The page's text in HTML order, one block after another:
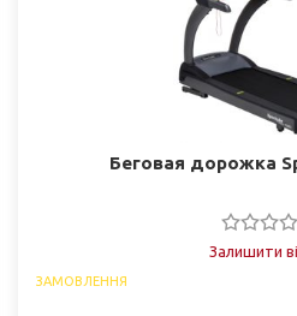
Беговая дорожка
Залишити
ЗАМОВЛЕННЯ